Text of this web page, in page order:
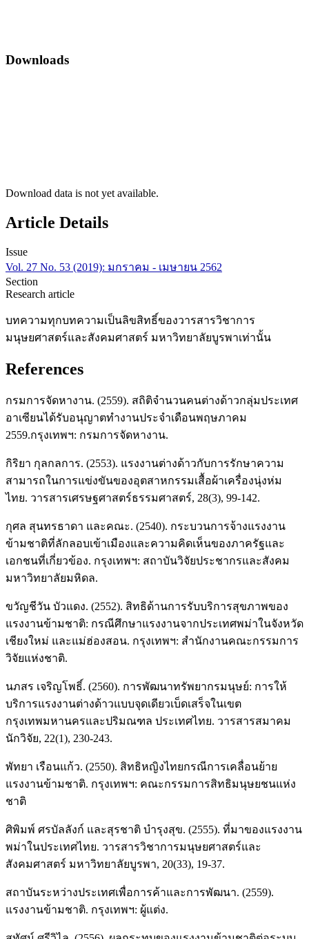
Downloads
Download data is not yet available.
Article Details
Issue
Vol. 27 No. 53 (2019): มกราคม - เมษายน 2562
Section
Research article
บทความทุกบทความเป็นลิขสิทธิ์ของวารสารวิชาการ
มนุษยศาสตร์และสังคมศาสตร์ มหาวิทยาลัยบูรพาเท่านั้น
References
กรมการจัดหางาน. (2559). สถิติจำนวนคนต่างด้าวกลุ่มประเทศ
อาเซียนได้รับอนุญาตทำงานประจำเดือนพฤษภาคม
2559.กรุงเทพฯ: กรมการจัดหางาน.
กิริยา กุลกลการ. (2553). แรงงานต่างด้าวกับการรักษาความ
สามารถในการแข่งขันของอุตสาหกรรมเสื้อผ้าเครื่องนุ่งห่ม
ไทย. วารสารเศรษฐศาสตร์ธรรมศาสตร์, 28(3), 99-142.
กุศล สุนทรธาดา และคณะ. (2540). กระบวนการจ้างแรงงาน
ข้ามชาติที่ลักลอบเข้าเมืองและความคิดเห็นของภาครัฐและ
เอกชนที่เกี่ยวข้อง. กรุงเทพฯ: สถาบันวิจัยประชากรและสังคม
มหาวิทยาลัยมหิดล.
ขวัญชีวัน บัวแดง. (2552). สิทธิด้านการรับบริการสุขภาพของ
แรงงานข้ามชาติ: กรณีศึกษาแรงงานจากประเทศพม่าในจังหวัด
เชียงใหม่ และแม่ฮ่องสอน. กรุงเทพฯ: สำนักงานคณะกรรมการ
วิจัยแห่งชาติ.
นภสร เจริญโพธิ์. (2560). การพัฒนาทรัพยากรมนุษย์: การให้
บริการแรงงานต่างด้าวแบบจุดเดียวเบ็ดเสร็จในเขต
กรุงเทพมหานครและปริมณฑล ประเทศไทย. วารสารสมาคม
นักวิจัย, 22(1), 230-243.
พัทยา เรือนแก้ว. (2550). สิทธิหญิงไทยกรณีการเคลื่อนย้าย
แรงงานข้ามชาติ. กรุงเทพฯ: คณะกรรมการสิทธิมนุษยชนแห่ง
ชาติ
ศิพิมพ์ ศรบัลลังก์ และสุรชาติ บำรุงสุข. (2555). ที่มาของแรงงาน
พม่าในประเทศไทย. วารสารวิชาการมนุษยศาสตร์และ
สังคมศาสตร์ มหาวิทยาลัยบูรพา, 20(33), 19-37.
สถาบันระหว่างประเทศเพื่อการค้าและการพัฒนา. (2559).
แรงงานข้ามชาติ. กรุงเทพฯ: ผู้แต่ง.